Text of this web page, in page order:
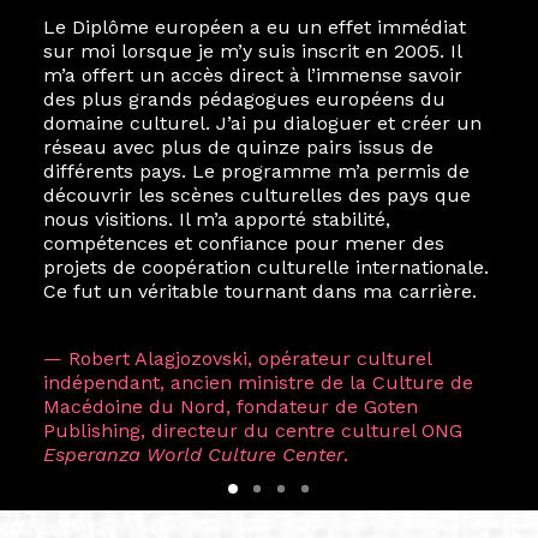
Le Diplôme européen a eu un effet immédiat
sur moi lorsque je m’y suis inscrit en 2005. Il
m’a offert un accès direct à l’immense savoir
des plus grands pédagogues européens du
domaine culturel. J’ai pu dialoguer et créer un
réseau avec plus de quinze pairs issus de
différents pays. Le programme m’a permis de
découvrir les scènes culturelles des pays que
nous visitions. Il m’a apporté stabilité,
compétences et confiance pour mener des
projets de coopération culturelle internationale.
Ce fut un véritable tournant dans ma carrière.
— Robert Alagjozovski, opérateur culturel
indépendant, ancien ministre de la Culture de
Macédoine du Nord, fondateur de Goten
Publishing, directeur du centre culturel ONG
Esperanza World Culture Center.